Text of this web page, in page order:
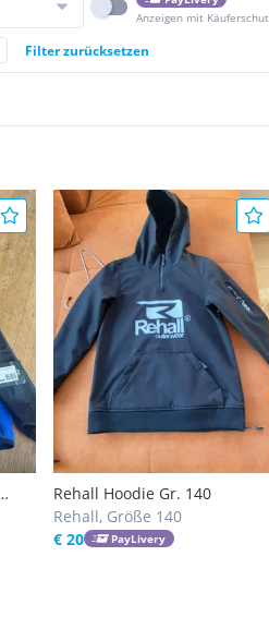
Anzeigen mit
Filter zurücksetzen
Rehall Hoodie Gr. 140
Rehall, Größe 140
€ 20
PayLivery